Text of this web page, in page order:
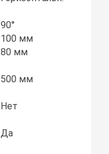
90°
100 мм
80 мм
500 мм
Нет
Да